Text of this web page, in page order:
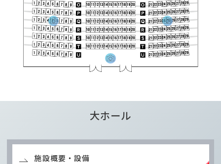
大ホール
施設概要・設備